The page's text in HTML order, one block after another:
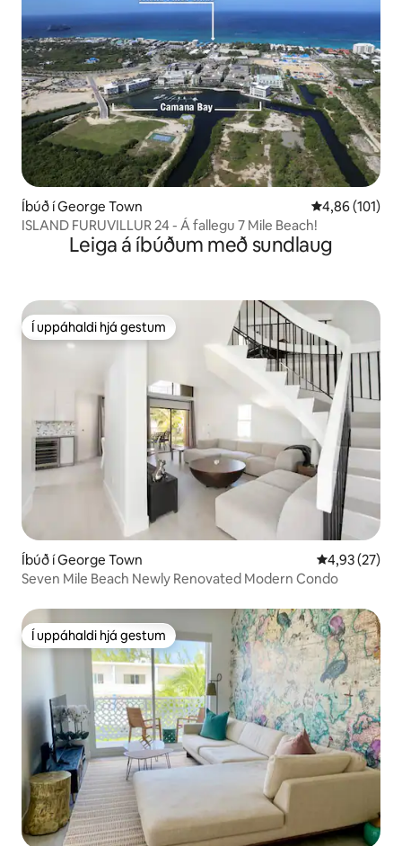
Íbúð í George Town 4,86 af 5 í
4,86 (101)
ISLAND FURUVILLUR 24 - Á fallegu 7 Mile Beach!
Leiga á íbúðum með sundlaug
Í uppáhaldi hjá gestum
Í uppáhaldi hjá gestum
Íbúð í George Town 4,93 af 5 í
4,93 (27)
Seven Mile Beach Newly Renovated Modern Condo
Í uppáhaldi hjá gestum
Í uppáhaldi hjá gestum